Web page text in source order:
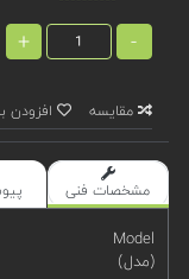
-
+
مقایسه افزودن
مشخصات فنی
Model
(مدل)